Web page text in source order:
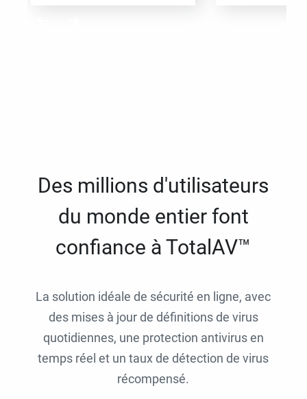
Des millions d'utilisateurs
du monde entier font
confiance à TotalAV™
La solution idéale de sécurité en ligne, avec
des mises à jour de définitions de virus
quotidiennes, une protection antivirus en
temps réel et un taux de détection de virus
récompensé.